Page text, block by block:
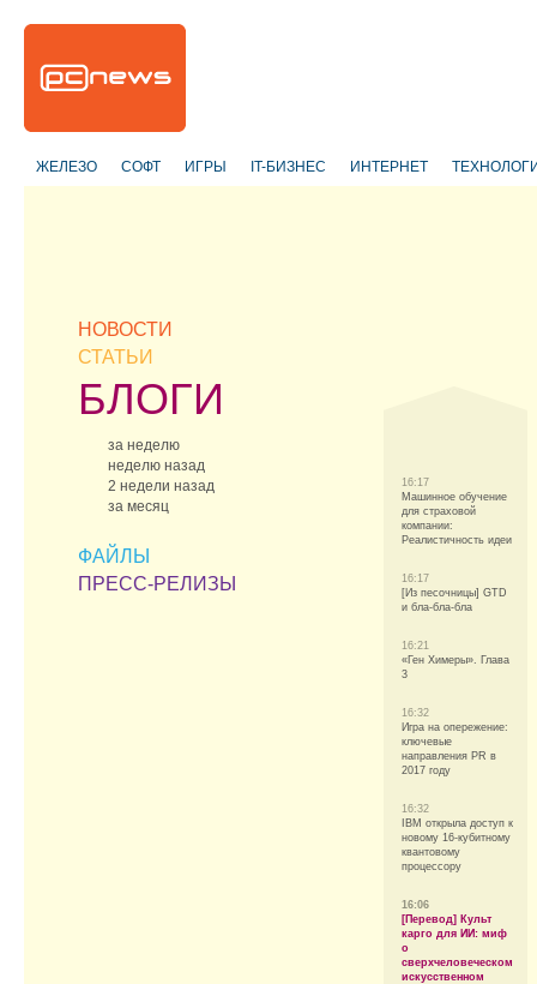
ЖЕЛЕЗО СОФТ ИГРЫ IT-БИЗНЕС ИНТЕРНЕТ
НОВОСТИ
СТАТЬИ
БЛОГИ
за неделю
неделю назад
2 недели назад
за месяц
ФАЙЛЫ
ПРЕСС-РЕЛИЗЫ
16:17
Машинное обучение
для страховой
компании:
Реалистичность идеи
16:17
[Из песочницы] GTD
и бла-бла-бла
16:21
«Ген Химеры». Глава
3
16:32
Игра на опережение:
ключевые
направления PR в
2017 году
16:32
IBM открыла доступ к
новому 16-кубитному
квантовому
процессору
16:06
[Перевод] Культ
карго для ИИ: миф
о
сверхчеловеческом
искусственном